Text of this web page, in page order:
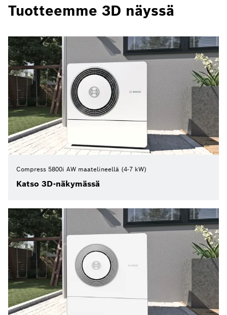
Tuotteemme 3D näyssä
Compress 5800i AW maatelineellä (4-7 kW)
Katso 3D-näkymässä